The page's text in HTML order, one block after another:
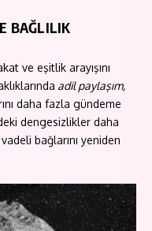
BAĞLILIK
ve eşitlik arayışını
adil paylaşım,
daha fazla gündeme
dengesizlikler daha
bağlarını yeniden